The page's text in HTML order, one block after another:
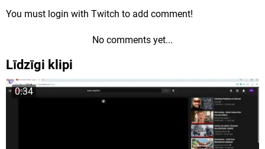
You must login with Twitch to add comment!
No comments yet...
Līdzīgi klipi
0:34